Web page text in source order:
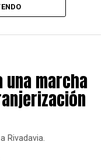
al sur de la
los acumulados
entre los 20 y 30
se espera
pueden alcanzar
una marcha
Rivadavia.